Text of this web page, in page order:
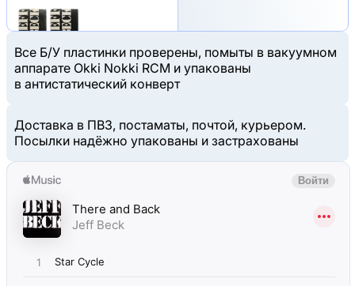
Все Б/У пластинки проверены, помыты в вакуумном
аппарате Okki Nokki RCM и упакованы
в антистатический конверт
Доставка в ПВЗ, постаматы, почтой, курьером.
Посылки надёжно упакованы и застрахованы